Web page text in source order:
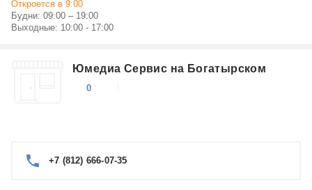
Откроется в 9:00
Будни: 09:00 – 19:00
Выходные: 10:00 - 17:00
Юмедиа Сервис на Богатырском
0
+7 (812) 666-07-35